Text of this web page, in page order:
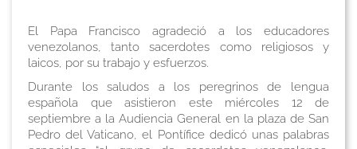
El Papa Francisco agradeció a los educadores
venezolanos, tanto sacerdotes como religiosos y
laicos, por su trabajo y esfuerzos.
Durante los saludos a los peregrinos de lengua
española que asistieron este miércoles 12 de
septiembre a la Audiencia General en la plaza de San
Pedro del Vaticano, el Pontífice dedicó unas palabras